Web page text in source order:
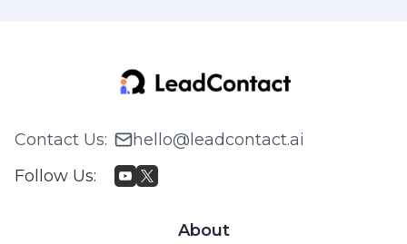
Contact Us:
hello@leadcontact.ai
Follow Us:
About